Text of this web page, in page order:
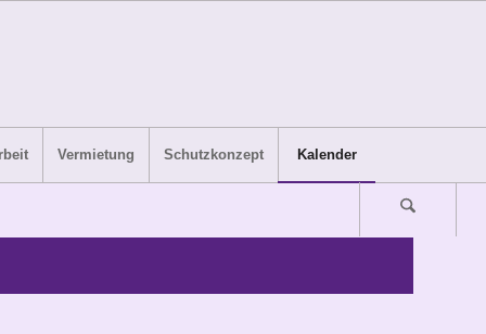
Vermietung Schutzkonzept Kalender